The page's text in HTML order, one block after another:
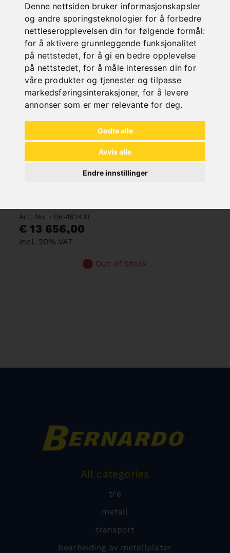
Denne nettsiden bruker informasjonskapsler
og andre sporingsteknologier for å forbedre
nettleseropplevelsen din for følgende formål:
for å aktivere grunnleggende funksjonalitet
på nettstedet,for å gi en bedre opplevelse
på nettstedet,for å måle interessen din for
våre produkter og tjenester og tilpasse
markedsføringsinteraksjoner, for å levere
annonser som er mer relevante for deg.
Godta alle
Avvis alle
Endre innstillinger
Deliverable in 2-3 business days
Art. No. : 06-1624XL
€ 13 656,00
incl. 20% VAT
Out of Stock
All categories
tre
metall
transport
bearbeiding av metallplater